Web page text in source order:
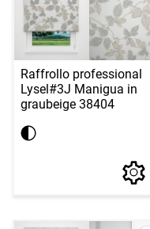
Raffrollo professional
Lysel #3J Manigua in
graubeige 38404